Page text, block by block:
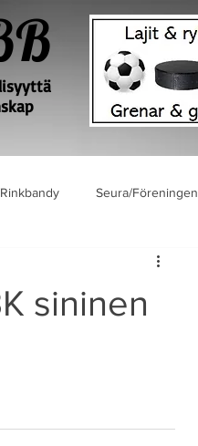
Seura/Föreningen
sininen